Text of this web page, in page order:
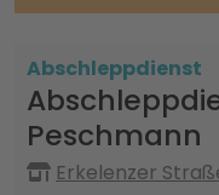
Abschleppdienst
Peschmann
Erkelenzer